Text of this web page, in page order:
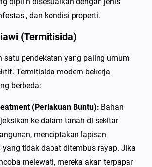
dan kondisi properti.
(Termitisida)
satu pendekatan yang paling umum
Termitisida modern bekerja
berbeda:
(Perlakuan Buntu): Bahan
ke dalam tanah di sekitar
menciptakan lapisan
yang tidak dapat ditembus rayap. Jika
melewati, mereka akan terpapar